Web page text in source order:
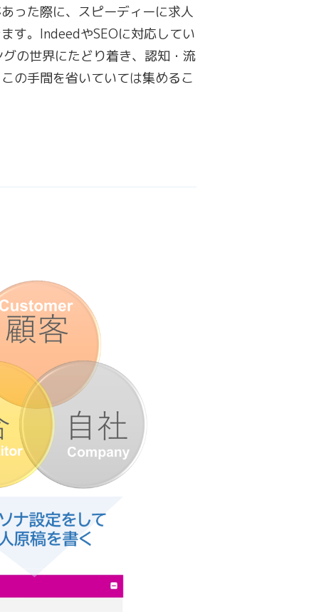
った際に、スピーディーに求人
す。IndeedやSEOに対応してい
の世界にたどり着き、認知・流
の手間を省いていては集めるこ